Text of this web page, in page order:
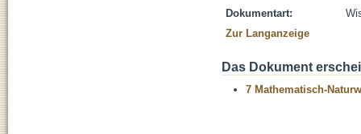
Dokumentart:
Zur Langanzeige
Das Dokument
7 Mathematisch-